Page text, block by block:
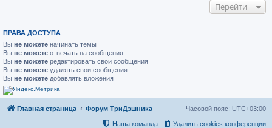
Перейти
ПРАВА ДОСТУПА
Вы не можете начинать темы
Вы не можете отвечать на сообщения
Вы не можете редактировать свои сообщения
Вы не можете удалять свои сообщения
Вы не можете добавлять вложения
Главная страница Форум ТриДэшника Часовой пояс: UTC+03:00
Удалить cookies конференции
Наша команда